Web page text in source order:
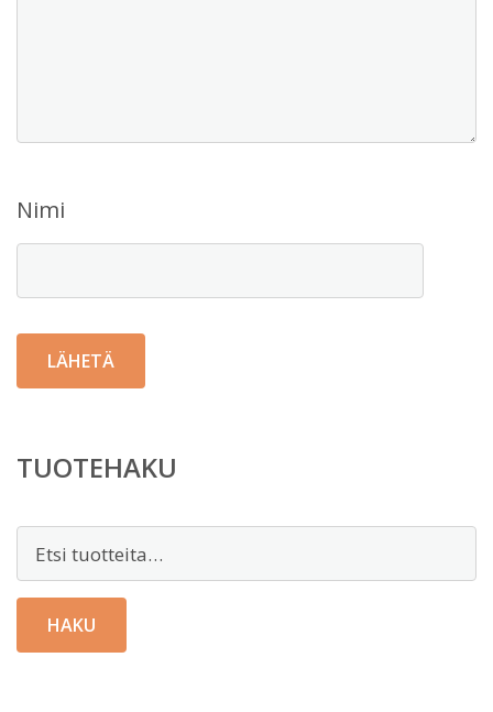
Nimi
TUOTEHAKU
HAKU